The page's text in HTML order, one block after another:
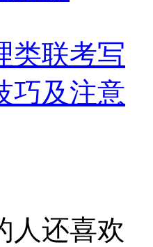
类联考写
巧及注意
人还喜欢